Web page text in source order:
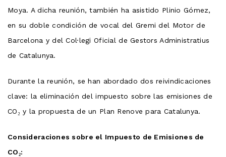
Moya. A dicha reunión, también ha asistido Plinio Gómez,
en su doble condición de vocal del Gremi del Motor de
Barcelona y del Col·legi Oficial de Gestors Administratius
de Catalunya.
Durante la reunión, se han abordado dos reivindicaciones
clave: la eliminación del impuesto sobre las emisiones de
CO₂ y la propuesta de un Plan Renove para Catalunya.
Consideraciones sobre el Impuesto de Emisiones de
CO₂: